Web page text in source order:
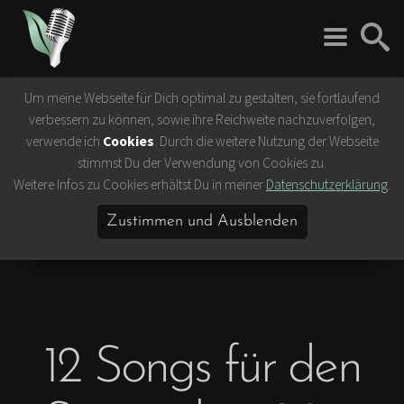
Rock 'n' Roll
Interviews
Konzerte
Vegan
Tierrechte
Klima- &
Umweltschutz
Ernährung &
Gesundheit
Lifestyle Slow Travel
Hamburg
Um meine Webseite für Dich optimal zu gestalten, sie fortlaufend
verbessern zu können, sowie ihre Reichweite nachzuverfolgen,
verwende ich Cookies . Durch die weitere Nutzung der Webseite
stimmst Du der Verwendung von Cookies zu.
Weitere Infos zu Cookies erhältst Du in meiner Datenschutzerklärung
Zustimmen und Ausblenden
12 Songs für den